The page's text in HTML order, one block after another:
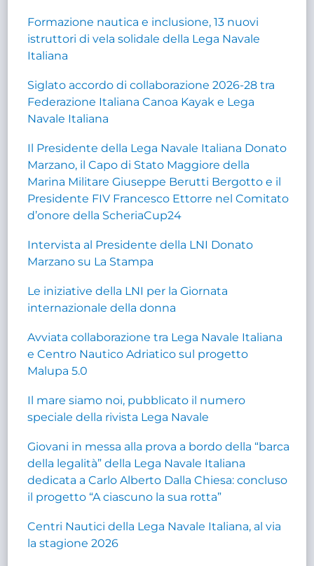
Formazione nautica e inclusione, 13 nuovi
istruttori di vela solidale della Lega Navale
Italiana
Siglato accordo di collaborazione 2026-28 tra
Federazione Italiana Canoa Kayak e Lega
Navale Italiana
Il Presidente della Lega Navale Italiana Donato
Marzano, il Capo di Stato Maggiore della
Marina Militare Giuseppe Berutti Bergotto e il
Presidente FIV Francesco Ettorre nel Comitato
d’onore della ScheriaCup24
Intervista al Presidente della LNI Donato
Marzano su La Stampa
Le iniziative della LNI per la Giornata
internazionale della donna
Avviata collaborazione tra Lega Navale Italiana
e Centro Nautico Adriatico sul progetto
Malupa 5.0
Il mare siamo noi, pubblicato il numero
speciale della rivista Lega Navale
Giovani in messa alla prova a bordo della “barca
della legalità” della Lega Navale Italiana
dedicata a Carlo Alberto Dalla Chiesa: concluso
il progetto “A ciascuno la sua rotta”
Centri Nautici della Lega Navale Italiana, al via
la stagione 2026